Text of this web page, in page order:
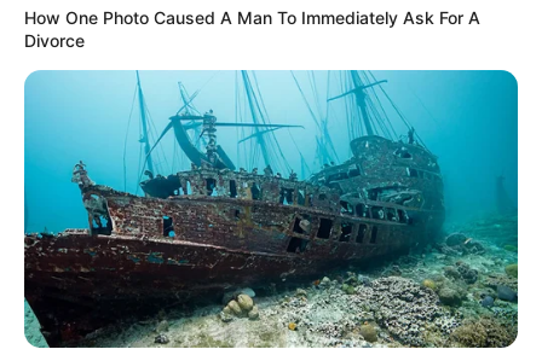
How One Photo Caused A Man To Immediately Ask For A
Divorce